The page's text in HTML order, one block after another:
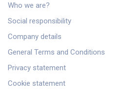
Who we are?
Social responsibility
Company details
General Terms and Conditions
Privacy statement
Cookie statement